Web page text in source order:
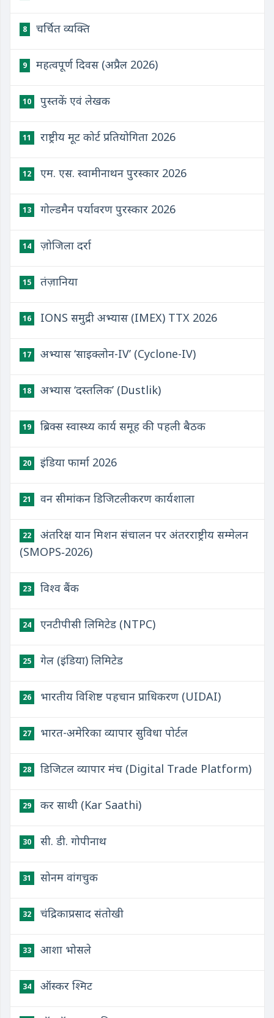
8 चर्चित व्यक्ति
9 महत्वपूर्ण दिवस (अप्रैल 2026)
10 पुस्तकें एवं लेखक
11 राष्ट्रीय मूट कोर्ट प्रतियोगिता 2026
12 एम. एस. स्वामीनाथन पुरस्कार 2026
13 गोल्डमैन पर्यावरण पुरस्कार 2026
14 ज़ोजिला दर्रा
15 तंज़ानिया
16 IONS समुद्री अभ्यास (IMEX) TTX 2026
17 अभ्यास ‘साइक्लोन-IV’ (Cyclone-IV)
18 अभ्यास ‘दस्तलिक’ (Dustlik)
19 ब्रिक्स स्वास्थ्य कार्य समूह की पहली बैठक
20 इंडिया फार्मा 2026
21 वन सीमांकन डिजिटलीकरण कार्यशाला
22
अंतरिक्ष यान मिशन संचालन पर अंतरराष्ट्रीय सम्मेलन
(SMOPS‑2026)
23 विश्व बैंक
24 एनटीपीसी लिमिटेड (NTPC)
25 गेल (इंडिया) लिमिटेड
26 भारतीय विशिष्ट पहचान प्राधिकरण (UIDAI)
27 भारत-अमेरिका व्यापार सुविधा पोर्टल
28 डिजिटल व्यापार मंच (Digital Trade Platform)
29 कर साथी (Kar Saathi)
30 सी. डी. गोपीनाथ
31 सोनम वांगचुक
32 चंद्रिकाप्रसाद संतोखी
33 आशा भोसले
34 ऑस्कर श्मिट